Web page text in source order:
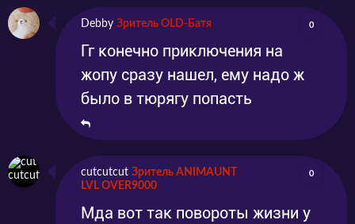
Он этнический кореец, родившийся и
выросший в Китае.
Дэвид Пак (Ю Ён Сок) -
высококвалифицированный юрист, мозг
преступного синдиката, который
консультирует Чон Ё Хвана.
Debby Зритель OLD-Батя 0
Гг конечно приключения на
жопу сразу нашел, ему надо ж
было в тюрягу попасть
cutcutcut Зритель ANIMAUNT
LVL OVER9000
0
Мда вот так повороты жизни у